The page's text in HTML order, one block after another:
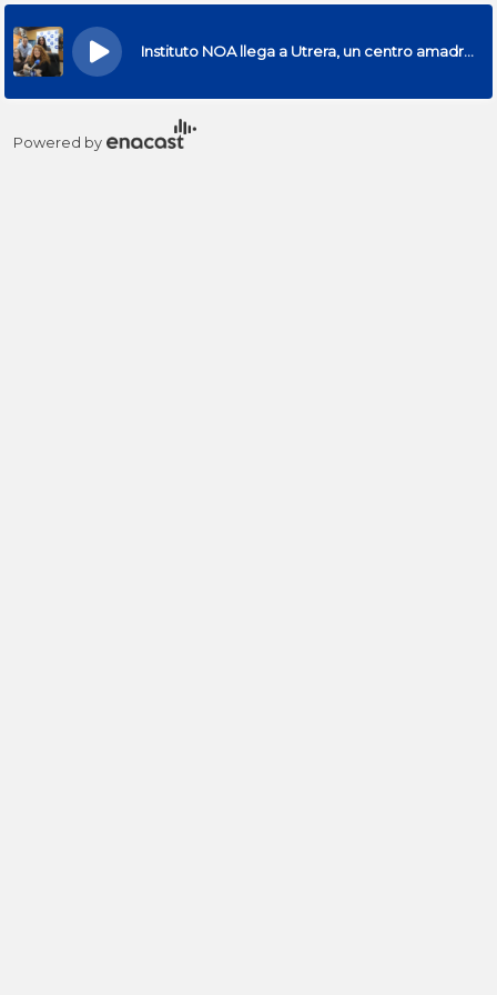
× Instituto NOA llega a Utrera, un centro amadrinado por Sofía Cristo
Powered by